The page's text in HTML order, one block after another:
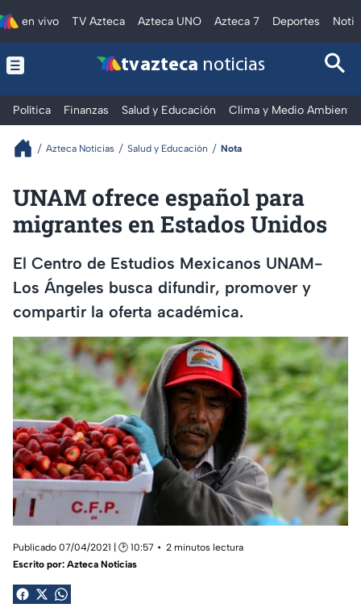
en vivo TV Azteca Azteca UNO Azteca 7 Deportes
tv azteca noticias
Política Finanzas Salud y Educación Clima y Medio Ambiente
Azteca Noticias Salud y Educación Nota
UNAM ofrece español para
migrantes en Estados Unidos
El Centro de Estudios Mexicanos UNAM-
Los Ángeles busca difundir, promover y
compartir la oferta académica.
Publicado 07/04/2021 | 🕑 10:57
2 minutos lectura
Escrito por: Azteca Noticias